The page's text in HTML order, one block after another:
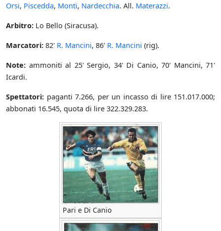
Orsi, Piscedda, Monti, Nardecchia. All. Materazzi.
Arbitro: Lo Bello (Siracusa).
Marcatori: 82' R. Mancini, 86' R. Mancini (rig).
Note: ammoniti al 25' Sergio, 34' Di Canio, 70' Mancini, 71'
Icardi.
Spettatori: paganti 7.266, per un incasso di lire 151.017.000;
abbonati 16.545, quota di lire 322.329.283.
Pari e Di Canio